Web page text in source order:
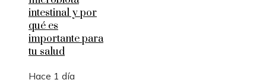
intestinal y por
qué es
importante para
tu salud
Hace 1 día